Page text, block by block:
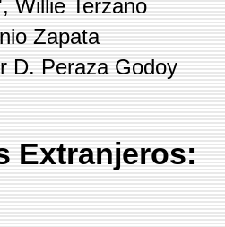
Willie Terzano
Zapata
D. Peraza Godoy
Extranjeros: